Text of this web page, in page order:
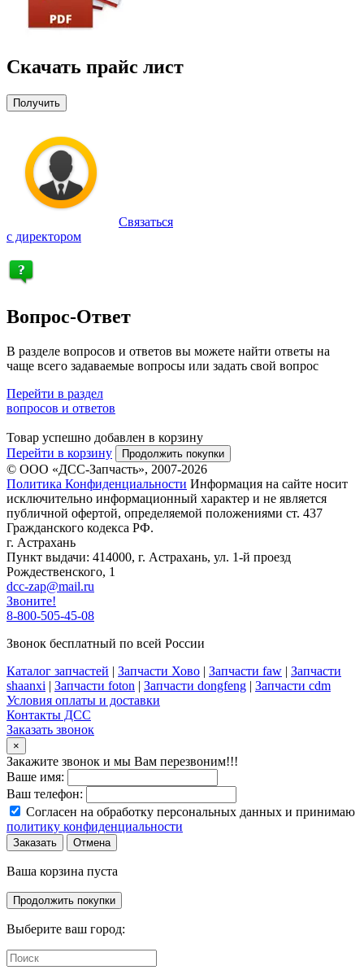
Скачать прайс лист
Получить
Связаться
с директором
Вопрос-Ответ
В разделе вопросов и ответов вы можете найти ответы на
чаще всего задаваемые вопросы или задать свой вопрос
Перейти в раздел
вопросов и ответов
Товар успешно добавлен в корзину
Перейти в корзину
Продолжить покупки
© ООО «ДСС-Запчасть», 2007-2026
Политика Конфиденциальности Информация на сайте носит
исключительно информационный характер и не является
публичной офертой, определяемой положениями ст. 437
Гражданского кодекса РФ.
г. Астрахань
Пункт выдачи: 414000, г. Астрахань, ул. 1-й проезд
Рождественского, 1
dcc-zap@mail.ru
Звоните!
8-800-505-45-08
Звонок бесплатный по всей России
Каталог запчастей | Запчасти Хово | Запчасти faw | Запчасти
shaanxi | Запчасти foton | Запчасти dongfeng | Запчасти cdm
Условия оплаты и доставки
Контакты ДСС
Заказать звонок
×
Закажите звонок и мы Вам перезвоним!!!
Ваше имя:
Ваш телефон:
Согласен на обработку персональных данных и принимаю
политику конфиденциальности
Заказать Отмена
Ваша корзина пуста
Продолжить покупки
Выберите ваш город: